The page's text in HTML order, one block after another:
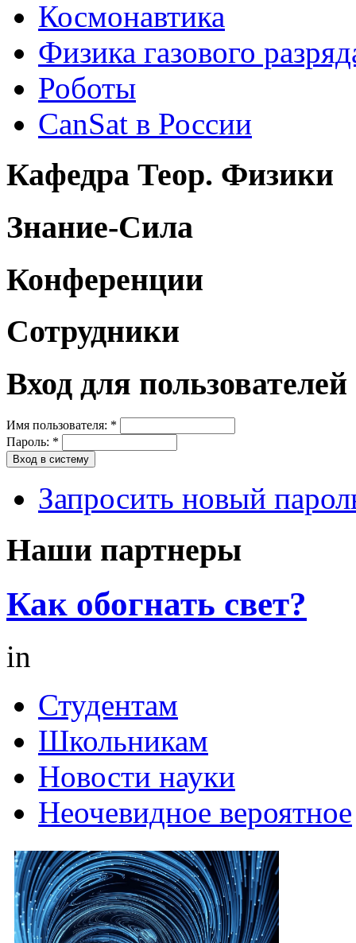
Космонавтика
Физика газового
Роботы
CanSat в России
Кафедра Теор. Физики
Знание-Сила
Конференции
Сотрудники
Вход для пользователей
Имя пользователя: *
Пароль: *
Запросить новый
Наши партнеры
Как обогнать свет?
in
Студентам
Школьникам
Новости науки
Неочевидное вероятное